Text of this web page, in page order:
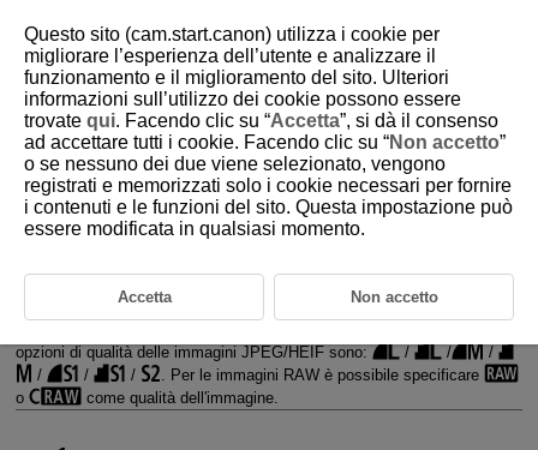
D180-054
Qualità dell'immagine
Immagini RAW
Velocità di scatto massima per lo scatto continuo
opzioni di qualità delle immagini JPEG/HEIF sono:
/ /
/
/
/ /
. Per le immagini RAW è possibile specificare
o
come qualità dell'immagine.
Questo sito (cam.start.canon) utilizza i cookie per
migliorare l’esperienza dell’utente e analizzare il
funzionamento e il miglioramento del sito. Ulteriori
informazioni sull’utilizzo dei cookie possono essere
trovate qui. Facendo clic su “Accetta”, si dà il consenso
ad accettare tutti i cookie. Facendo clic su “Non accetto”
o se nessuno dei due viene selezionato, vengono
registrati e memorizzati solo i cookie necessari per fornire
i contenuti e le funzioni del sito. Questa impostazione può
essere modificata in qualsiasi momento.
Accetta Non accetto